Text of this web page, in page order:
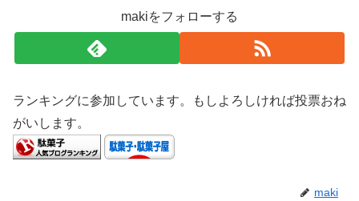
makiをフォローする
ランキングに参加しています。もしよろしければ投票おね
がいします。
maki